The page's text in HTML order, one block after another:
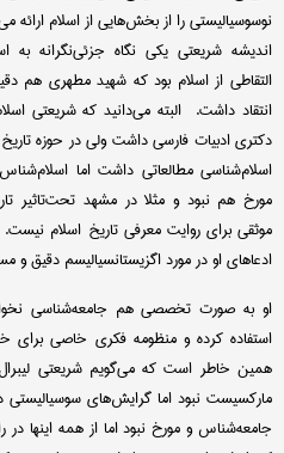
نوسوسیالیستی را از بخش‌هایی از اسلام
اندیشه شریعتی یکی نگاه جزئی‌نگرانه به
التقاطی از اسلام بود که شهید مطهری هم
انتقاد داشت. البته می‌دانید که شریعتی
دکتری ادبیات فارسی داشت ولی در حوزه
اسلام‌شناسی مطالعاتی داشت اما
مورخ هم نبود و مثلا در مشهد تحت‌تاثیر
موثقی برای روایت معرفی تاریخ اسلام
ادعاهای او در مورد اگزیستانسیالیسم دقیق و
او به صورت تخصصی هم جامعه‌شناسی
استفاده کرده و منظومه فکری خاصی برای
همین خاطر است که می‌گویم شریعتی لیبرال
مارکسیست نبود اما گرایش‌های
جامعه‌شناس و مورخ نبود اما از همه اینها